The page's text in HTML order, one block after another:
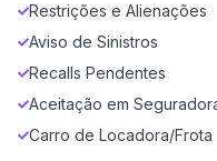
Restrições e Alienações
Aviso de Sinistros
Recalls Pendentes
Aceitação em
Carro de Locadora/Frota